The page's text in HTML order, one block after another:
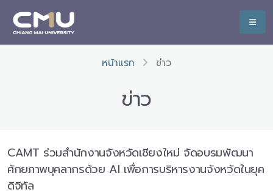
หน้าแรก ข่าว
ข่าว
CAMT ร่วมสำนักงานจังหวัดเชียงใหม่ จัดอบรมพัฒนา
ศักยภาพบุคลากรด้วย AI เพื่อการบริหารงานจังหวัดในยุค
ดิจิทัล